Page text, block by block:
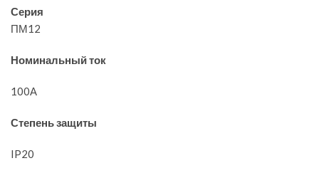
Серия
ПМ12
Номинальный ток
100А
Степень защиты
IP20